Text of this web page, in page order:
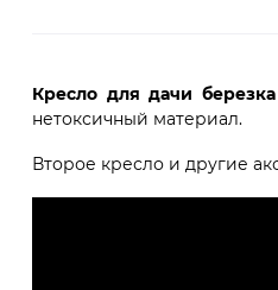
Кресло для дачи
нетоксичный материал.
Второе кресло и другие